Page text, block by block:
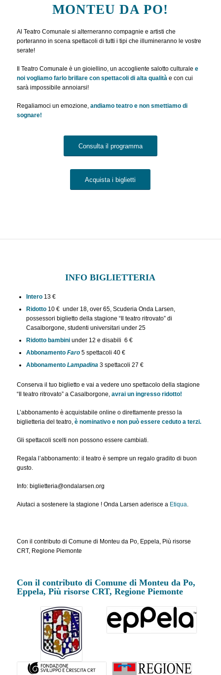
MONTEU DA PO!
Al Teatro Comunale si alterneranno compagnie e artisti che
porteranno in scena spettacoli di tutti i tipi che illumineranno le vostre
serate!
Il Teatro Comunale è un gioiellino, un accogliente salotto culturale e
noi vogliamo farlo brillare con spettacoli di alta qualitàe con cui
sarà impossibile annoiarsi!
Regaliamoci un emozione, andiamo teatro e non smettiamo di
sognare!
Consulta il programma
Acquista i biglietti
INFO BIGLIETTERIA
Intero13 €
Ridotto10 € under 18, over 65, Scuderia Onda Larsen,
possessori biglietto della stagione “Il teatro ritrovato” di
Casalborgone, studenti universitari under 25
Ridotto bambiniunder 12 e disabili 6 €
Abbonamento Faro5 spettacoli 40 €
Abbonamento Lampadina3 spettacoli 27 €
Conserva il tuo biglietto e vai a vedere uno spettacolo della stagione
“Il teatro ritrovato” a Casalborgone, avrai un ingresso ridotto!
L’abbonamento è acquistabile online o direttamente presso la
biglietteria del teatro, è nominativo e non può essere ceduto a terzi.
Gli spettacoli scelti non possono essere cambiati.
Regala l’abbonamento: il teatro è sempre un regalo gradito di buon
gusto.
Info: biglietteria@ondalarsen.org
Aiutaci a sostenere la stagione ! Onda Larsen aderisce a Etiqua.
Con il contributo di Comune di Monteu da Po, Eppela, Più risorse
CRT, Regione Piemonte
Con il contributo di Comune di Monteu da Po,
Eppela, Più risorse CRT, Regione Piemonte